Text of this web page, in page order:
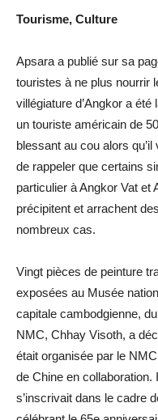
Tourisme, Culture
Apsara a publié sur sa
touristes à ne plus nourrir
villégiature d’Angkor a été
un touriste américain de
blessant au cou alors
de rappeler que certains
particulier à Angkor Vat et
précipitent et arrachent
nombreux cas.
Vingt pièces de peinture
exposées au Musée
capitale cambodgienne,
NMC, Chhay Visoth, a
était organisée par le
de Chine en collaboration.
s’inscrivait dans le cadre